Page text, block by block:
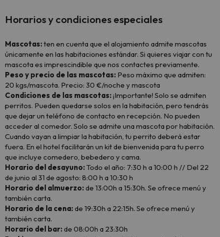
Horarios y condiciones especiales
Mascotas:ten en cuenta que el alojamiento admite mascotas
únicamente en las habitaciones estándar. Si quieres viajar con tu
mascota es imprescindible que nos contactes previamente.
Peso y precio de las mascotas: Peso máximo que admiten:
20 kgs/mascota. Precio: 30 €/noche y mascota
Condiciones de las mascotas:¡Importante! Solo se admiten
perritos. Pueden quedarse solos en la habitación, pero tendrás
que dejar un teléfono de contacto en recepción. No pueden
acceder al comedor. Solo se admite una mascota por habitación.
Cuando vayan a limpiar la habitación, tu perrito deberá estar
fuera. En el hotel facilitarán un kit de bienvenida para tu perro
que incluye comedero, bebedero y cama.
Horario del desayuno:Todo el año: 7:30 h a 10:00 h // Del 22
de junio al 31 de agosto: 8:00 h a 10:30 h
Horario del almuerzo:de 13:00h a 15:30h. Se ofrece menú y
también carta.
Horario de la cena:de 19:30h a 22:15h. Se ofrece menú y
también carta.
Horario del bar:de 08:00h a 23:30h